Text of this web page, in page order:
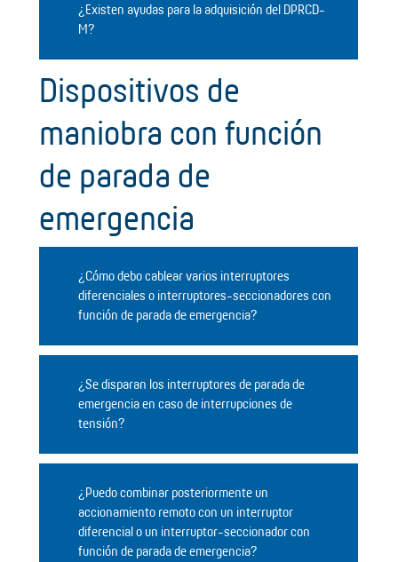
¿Existen ayudas para la adquisición del DPRCD-
M?
Dispositivos de
maniobra con función
de parada de
emergencia
¿Cómo debo cablear varios interruptores
diferenciales o interruptores-seccionadores con
función de parada de emergencia?
¿Se disparan los interruptores de parada de
emergencia en caso de interrupciones de
tensión?
¿Puedo combinar posteriormente un
accionamiento remoto con un interruptor
diferencial o un interruptor-seccionador con
función de parada de emergencia?